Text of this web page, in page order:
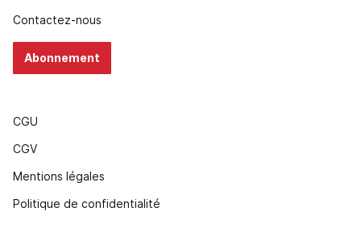
Contactez-nous
Abonnement
CGU
CGV
Mentions légales
Politique de confidentialité